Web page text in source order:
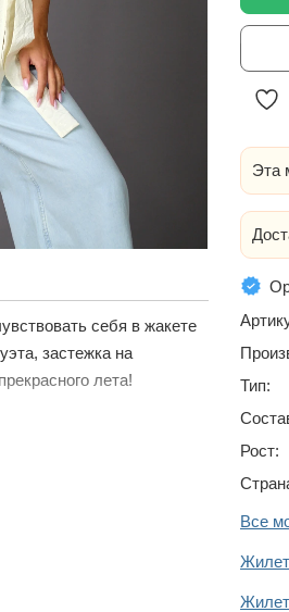
себя в жакете
застежка на
лета!
Эта
Тип:
Рост:
Все